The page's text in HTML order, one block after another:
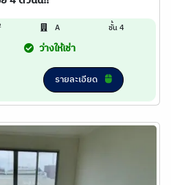
A ชั้น 4
ว่างให้เช่า
รายละเอียด